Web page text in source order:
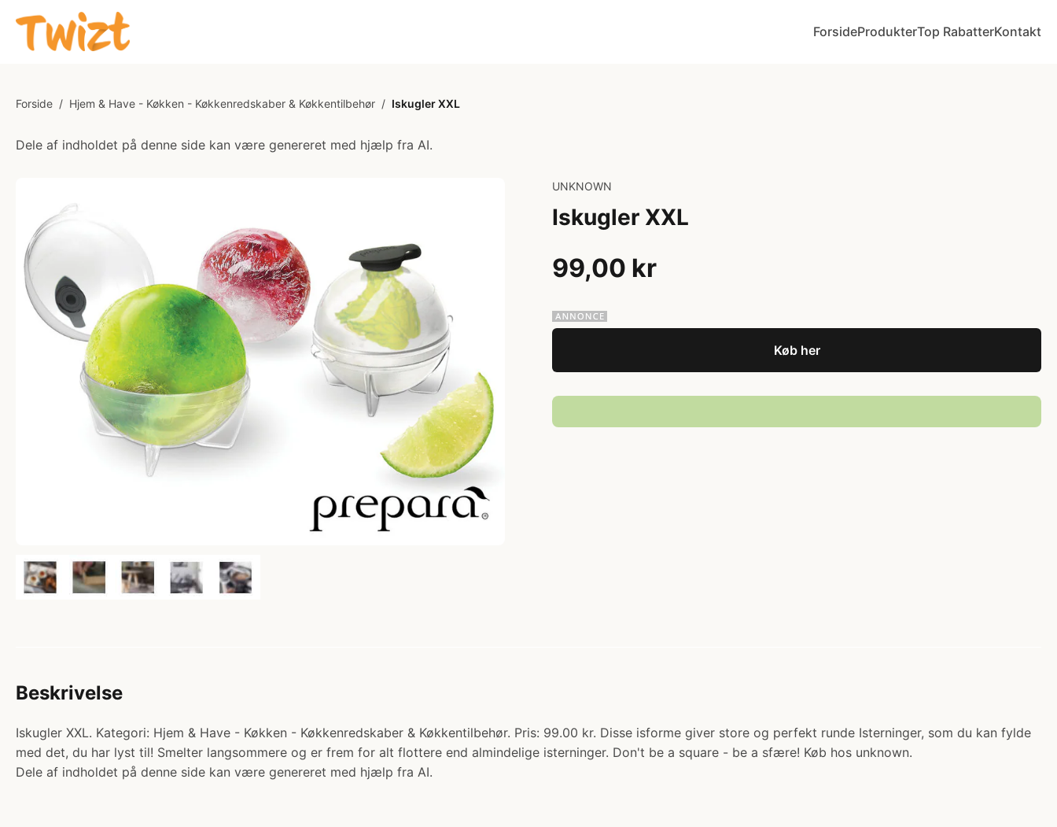
ForsideProdukterTop RabatterKontakt
Forside / Hjem & Have - Køkken - Køkkenredskaber & Køkkentilbehør / Iskugler XXL
Dele af indholdet på denne side kan være genereret med hjælp fra AI.
UNKNOWN
Iskugler XXL
99,00 kr
Køb her
Beskrivelse
Iskugler XXL. Kategori: Hjem & Have - Køkken - Køkkenredskaber & Køkkentilbehør. Pris: 99.00 kr. Disse isforme giver store og perfekt runde Isterninger, som du kan fylde
med det, du har lyst til! Smelter langsommere og er frem for alt flottere end almindelige isterninger. Don't be a square - be a sfære! Køb hos unknown.
Dele af indholdet på denne side kan være genereret med hjælp fra AI.